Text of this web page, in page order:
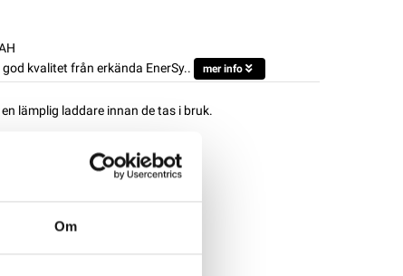
Om
kvalitet från erkända EnerSy..
mer info
lämplig laddare innan de tas i bruk.